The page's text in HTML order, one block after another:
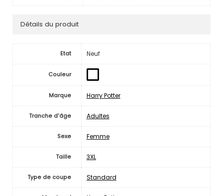
Détails du produit
Etat Neuf
Couleur
Marque Harry Potter
Tranche d'âge Adultes
Sexe Femme
Taille 3XL
Type de coupe Standard